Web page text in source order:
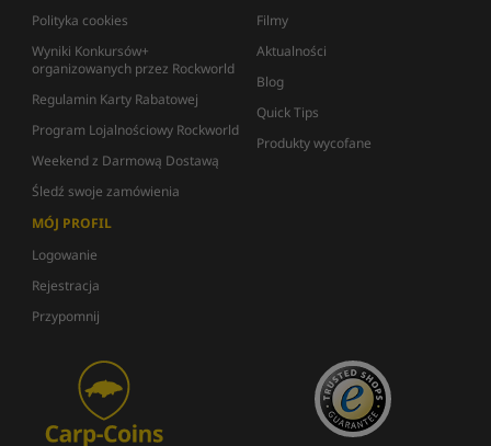
Polityka cookies
Wyniki Konkursów+
organizowanych przez Rockworld
Regulamin Karty Rabatowej
Program Lojalnościowy Rockworld
Weekend z Darmową Dostawą
Śledź swoje zamówienia
Filmy
Aktualności
Blog
Quick Tips
Produkty wycofane
MÓJ PROFIL
Logowanie
Rejestracja
Przypomnij